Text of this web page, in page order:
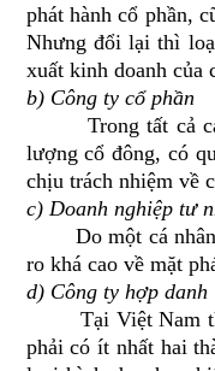
phát hành cổ phần,
Nhưng đổi lại thì
xuất kinh doanh của
b) Công ty cổ phần
Trong tất cả các
lượng cổ đông, có
chịu trách nhiệm về
c) Doanh nghiệp tư
Do một cá nhân
ro khá cao về mặt
d) Công ty hợp danh
Tại Việt Nam thì
phải có ít nhất hai